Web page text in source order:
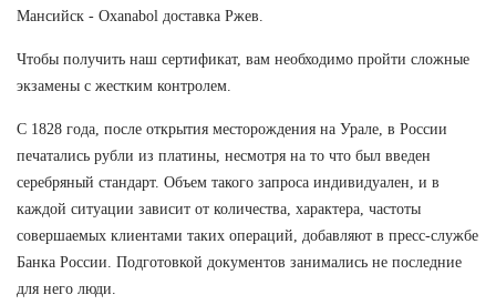
Мансийск - Oxanabol доставка Ржев.
Чтобы получить наш сертификат, вам необходимо пройти сложные
экзамены с жестким контролем.
С 1828 года, после открытия месторождения на Урале, в России
печатались рубли из платины, несмотря на то что был введен
серебряный стандарт. Объем такого запроса индивидуален, и в
каждой ситуации зависит от количества, характера, частоты
совершаемых клиентами таких операций, добавляют в пресс-службе
Банка России. Подготовкой документов занимались не последние
для него люди.